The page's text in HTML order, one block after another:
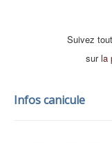
Suivez
surla
Infos canicule